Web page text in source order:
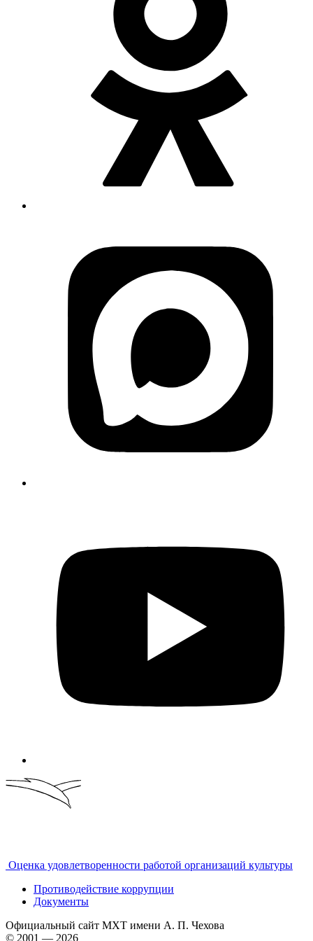
Оценка удовлетворенности работой организаций культуры
Противодействие коррупции
Документы
Официальный сайт МХТ имени А. П. Чехова
© 2001 — 2026